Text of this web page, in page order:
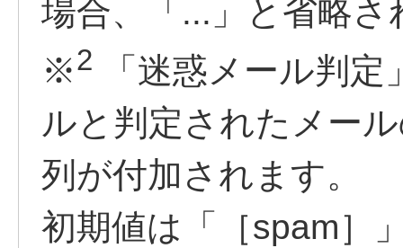
場合、「...」と省略
※2
「迷惑メール判
ルと判定されたメー
列が付加されます。
初期値は「［spam］